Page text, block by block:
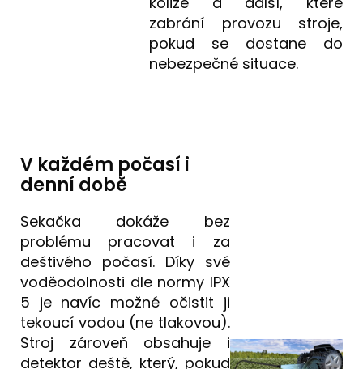
zabrání provozu stroje,
pokud se dostane do
nebezpečné situace.
V každém počasí i
denní době
Sekačka dokáže bez
problému pracovat i za
deštivého počasí. Díky své
voděodolnosti dle normy IPX
5 je navíc možné očistit ji
tekoucí vodou (ne tlakovou).
Stroj zároveň obsahuje i
detektor deště, který, pokud